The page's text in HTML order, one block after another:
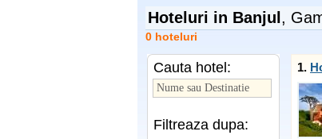
Hoteluri in Banjul ,
0 hoteluri
Cauta hotel:
Filtreaza dupa:
1.